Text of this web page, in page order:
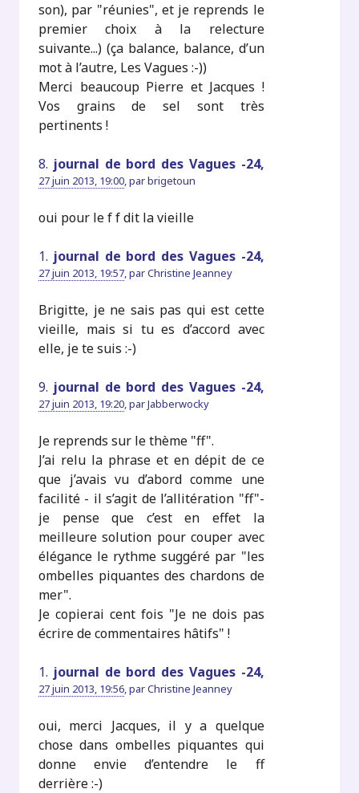
son), par "réunies", et je reprends le
premier choix à la relecture
suivante...) (ça balance, balance, d’un
mot à l’autre, Les Vagues :-))
Merci beaucoup Pierre et Jacques !
Vos grains de sel sont très
pertinents !
8. journal de bord des Vagues -24,
27 juin 2013, 19:00,parbrigetoun
oui pour le f f dit la vieille
1. journal de bord des Vagues -24,
27 juin 2013, 19:57,parChristine Jeanney
Brigitte, je ne sais pas qui est cette
vieille, mais si tu es d’accord avec
elle, je te suis :-)
9. journal de bord des Vagues -24,
27 juin 2013, 19:20,parJabberwocky
Je reprends sur le thème "ff".
J’ai relu la phrase et en dépit de ce
que j’avais vu d’abord comme une
facilité - il s’agit de l’allitération "ff"-
je pense que c’est en effet la
meilleure solution pour couper avec
élégance le rythme suggéré par "les
ombelles piquantes des chardons de
mer".
Je copierai cent fois "Je ne dois pas
écrire de commentaires hâtifs" !
1. journal de bord des Vagues -24,
27 juin 2013, 19:56,parChristine Jeanney
oui, merci Jacques, il y a quelque
chose dans ombelles piquantes qui
donne envie d’entendre le ff
derrière :-)